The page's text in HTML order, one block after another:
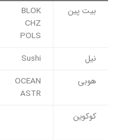
بیت پین
BLOK
CHZ
POLS
نیل Sushi
هوبی
OCEAN
ASTR
کوکوین